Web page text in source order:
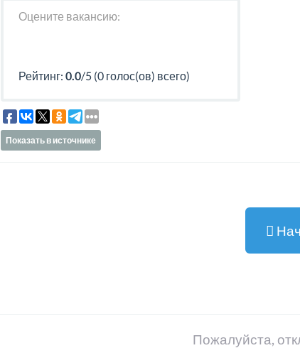
Оцените вакансию:
Рейтинг: 0.0/5 (0 голос(ов) всего)
Показать в источнике
Пожалуйста,